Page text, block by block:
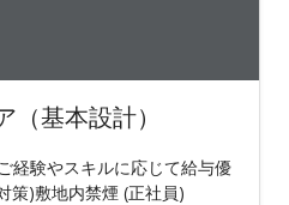
基本設計）
経験やスキルに応じて給与優
策)敷地内禁煙 (正社員)